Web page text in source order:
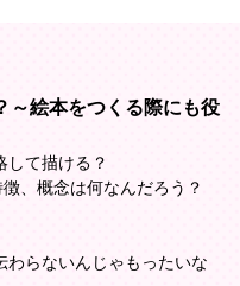
～絵本をつくる際にも役
して描ける？
、概念は何なんだろう？
わらないんじゃもったいな